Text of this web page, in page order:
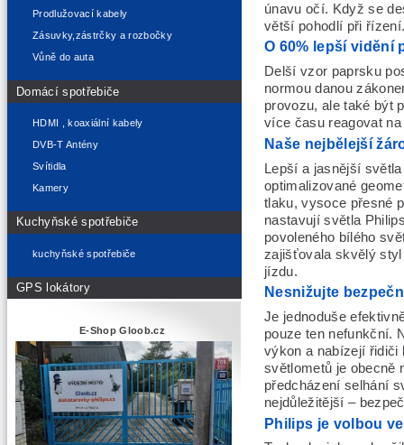
Prodlužovací kabely
Zásuvky,zástrčky a rozbočky
Vůně do auta
Domácí spotřebiče
HDMI , koaxiální kabely
DVB-T Antény
Svítidla
Kamery
Kuchyňské spotřebiče
kuchyňské spotřebiče
GPS lokátory
E-Shop Gloob.cz
únavu očí. Když se
větší pohodlí při
O 60% lepší vidění
Delší vzor paprsku
normou danou
provozu, ale také být
více času reagovat
Naše nejbělejší
Lepší a jasnější
optimalizované
tlaku, vysoce přesné
nastavují světla
povoleného bílého
zajišťovala skvělý
jízdu.
Nesnižujte
Je jednoduše
pouze ten nefunkční.
výkon a nabízejí řidiči
světlometů je obecně
předcházení selhání
nejdůležitější –
Philips je volbou